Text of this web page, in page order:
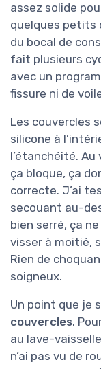
assez solide
quelques petits
du bocal de
fait plusieurs
avec un
fissure ni de
Les couvercles
silicone à
l’étanchéité.
ça bloque, ça
correcte. J’ai
secouant au-
bien serré, ça
visser à moitié,
Rien de
soigneux.
Un point que je
couvercles.
au lave-
n’ai pas vu de